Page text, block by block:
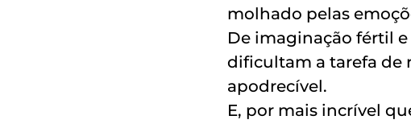
molhado pelas
De imaginação fértil
dificultam a tarefa de
apodrecível.
E, por mais incrível